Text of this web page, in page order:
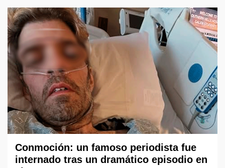
Conmoción: un famoso periodista fue
internado tras un dramático episodio en